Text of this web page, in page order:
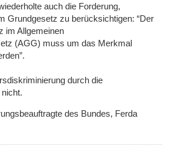
auch die Forderung,
Grundgesetz zu berücksichtigen: “Der
im Allgemeinen
(AGG) muss um das Merkmal
durch die
des Bundes, Ferda